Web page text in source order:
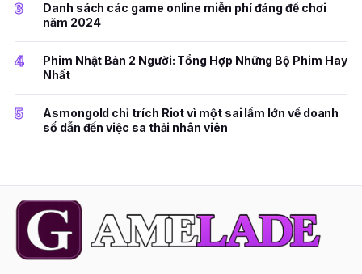
3
Danh sách các game online miễn phí đáng để chơi
năm 2024
4
Phim Nhật Bản 2 Người: Tổng Hợp Những Bộ Phim Hay
Nhất
5
Asmongold chỉ trích Riot vì một sai lầm lớn về doanh
số dẫn đến việc sa thải nhân viên